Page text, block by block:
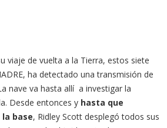
viaje de vuelta a la Tierra, estos siete
ha detectado una transmisión de
nave va hasta allí a investigar la
Desde entonces y hasta que
base, Ridley Scott desplegó todos sus